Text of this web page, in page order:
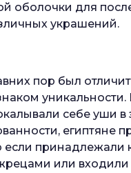
оболочки для
украшений.
пор был
себе уши в
египтяне
если принадлежали
или входили